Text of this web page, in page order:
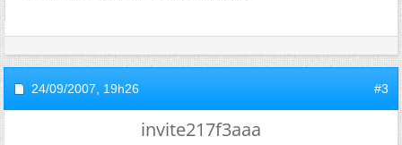
24/09/2007, 19h26 #3
invite217f3aaa